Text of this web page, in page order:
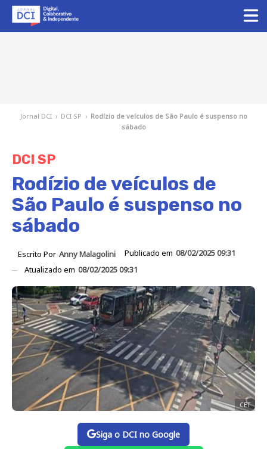
Jornal DCI › DCI SP › Rodízio de veículos de São Paulo é suspenso no
sábado
DCI SP
Rodízio de veículos de
São Paulo é suspenso no
sábado
Escrito Por Anny Malagolini Publicado em 08/02/2025 09:31
Atualizado em 08/02/2025 09:31
CET
Siga o DCI no Google